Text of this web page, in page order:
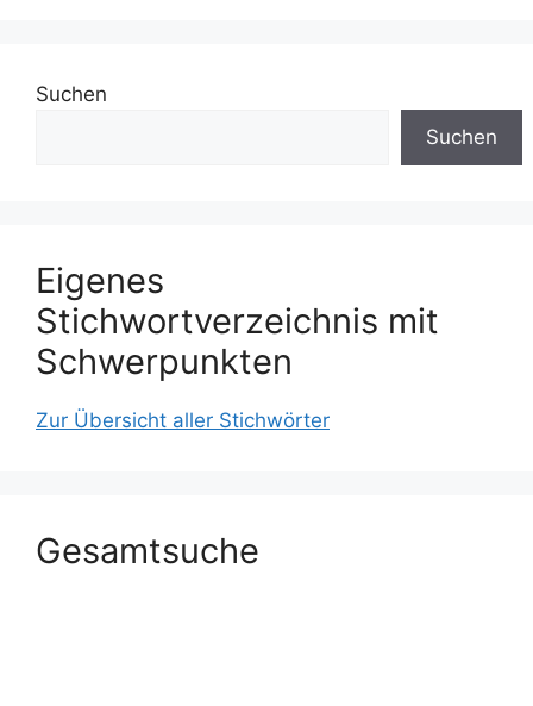
Suchen
Suchen
Eigenes
Stichwortverzeichnis mit
Schwerpunkten
Zur Übersicht aller Stichwörter
Gesamtsuche